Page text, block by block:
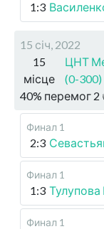
1:3
15 січ, 2022
15
місце
ЦНТ
(0-300)
40% перемог 2
Финал 1
2:3
Финал 1
1:3 Тулупова
Финал 1